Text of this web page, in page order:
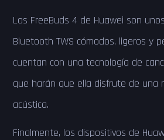
Los FreeBuds 4 de Huawei son
Bluetooth TWS cómodos, ligeros y
cuentan con una tecnología de
que harán que ella disfrute de una
acústica.
Finalmente, los dispositivos de